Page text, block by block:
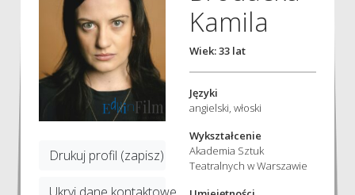
Drukuj profil (zapisz)
Kamila
Wiek: 33 lat
Języki
angielski, włoski
Wykształcenie
Akademia Sztuk
Teatralnych w Warszawie